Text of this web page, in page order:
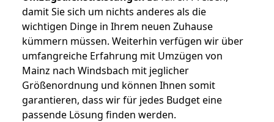
damit Sie sich um nichts anderes als die
wichtigen Dinge in Ihrem neuen Zuhause
kümmern müssen. Weiterhin verfügen wir über
umfangreiche Erfahrung mit Umzügen von
Mainz nach Windsbach mit jeglicher
Größenordnung und können Ihnen somit
garantieren, dass wir für jedes Budget eine
passende Lösung finden werden.